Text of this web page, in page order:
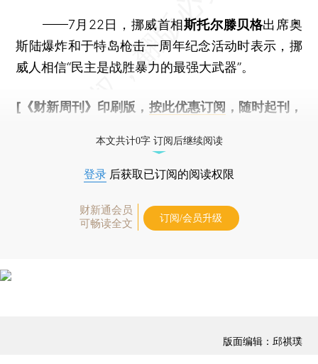
——7月22日，挪威首相斯托尔滕贝格出席奥
斯陆爆炸和于特岛枪击一周年纪念活动时表示，挪
威人相信“民主是战胜暴力的最强大武器”。
[《财新周刊》印刷版， 按此优惠订阅 ，随时起刊，
本文共计0字 订阅后继续阅读
登录 后获取已订阅的阅读权限
财新通会员
可畅读全文
订阅/会员升级
版面编辑：邱祺璞